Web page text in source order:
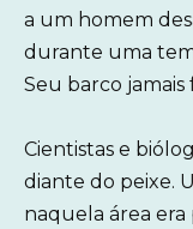
a um homem
durante uma
Seu barco
Cientistas e
diante do peixe.
naquela área